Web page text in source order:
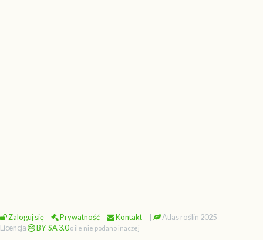
Zaloguj się Prywatność Kontakt |
Atlas roślin 2025
Licencja
BY-SA 3.0 o ile nie podano inaczej